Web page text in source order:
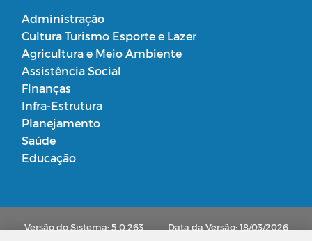
Administração
Cultura Turismo Esporte e Lazer
Agricultura e Meio Ambiente
Assistência Social
Finanças
Infra-Estrutura
Planejamento
Saúde
Educação
Versão do Sistema: 5.0.263 Data da Versão: 18/03/2026